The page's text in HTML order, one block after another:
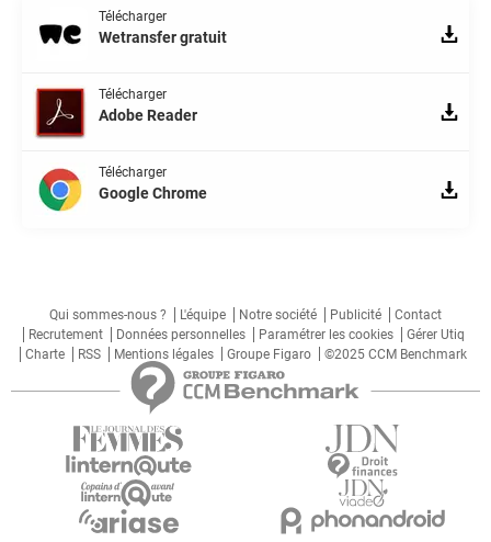
Télécharger
Wetransfer gratuit
Télécharger
Adobe Reader
Télécharger
Google Chrome
Qui sommes-nous ? L'équipe Notre société Publicité
Contact
Recrutement
Données personnelles Paramétrer les cookies
Gérer Utiq
Charte
RSS Mentions légales Groupe Figaro ©2025 CCM Benchmark